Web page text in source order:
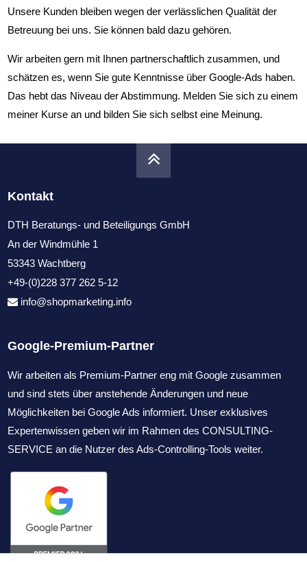
Unsere Kunden bleiben wegen der verlässlichen Qualität der
Betreuung bei uns. Sie können bald dazu gehören.
Wir arbeiten gern mit Ihnen partnerschaftlich zusammen, und
schätzen es, wenn Sie gute Kenntnisse über Google-Ads haben.
Das hebt das Niveau der Abstimmung. Melden Sie sich zu einem
meiner Kurse an und bilden Sie sich selbst eine Meinung.
Kontakt
DTH Beratungs- und Beteiligungs GmbH
An der Windmühle 1
53343 Wachtberg
+49-(0)228 377 262 5-12
info@shopmarketing.info
Google-Premium-Partner
Wir arbeiten als Premium-Partner eng mit Google zusammen
und sind stets über anstehende Änderungen und neue
Möglichkeiten bei Google Ads informiert. Unser exklusives
Expertenwissen geben wir im Rahmen des CONSULTING-
SERVICE an die Nutzer des Ads-Controlling-Tools weiter.